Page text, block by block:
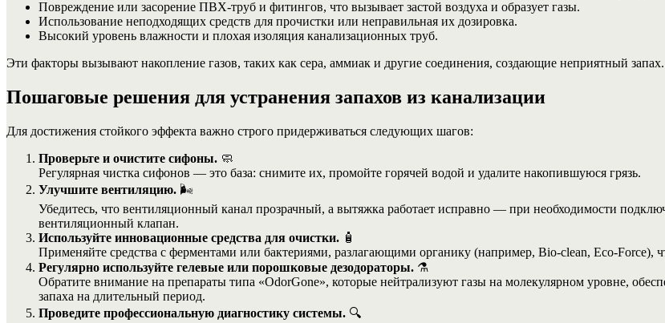
Повреждение или засорение ПВХ-труб и фитингов, что вызывает застой воздуха и образует газы.
Использование неподходящих средств для прочистки или неправильная их дозировка.
Высокий уровень влажности и плохая изоляция канализационных труб.
Эти факторы вызывают накопление газов, таких как сера, аммиак и другие соединения, создающие неприятный запах.
Пошаговые решения для устранения запахов из канализации
Для достижения стойкого эффекта важно строго придерживаться следующих шагов:
Проверьте и очистите сифоны. 🧼
Регулярная чистка сифонов — это база: снимите их, промойте горячей водой и удалите накопившуюся грязь.
Улучшите вентиляцию. 🌬️
Убедитесь, что вентиляционный канал прозрачный, а вытяжка работает исправно — при необходимости
вентиляционный клапан.
Используйте инновационные средства для очистки. 🧴
Применяйте средства с ферментами или бактериями, разлагающими органику (например, Bio-clean, Eco-Force),
Регулярно используйте гелевые или порошковые дезодораторы. ⚗️
Обратите внимание на препараты типа «OdorGone», которые нейтрализуют газы на молекулярном уровне,
запаха на длительный период.
Проведите профессиональную диагностику системы. 🔍